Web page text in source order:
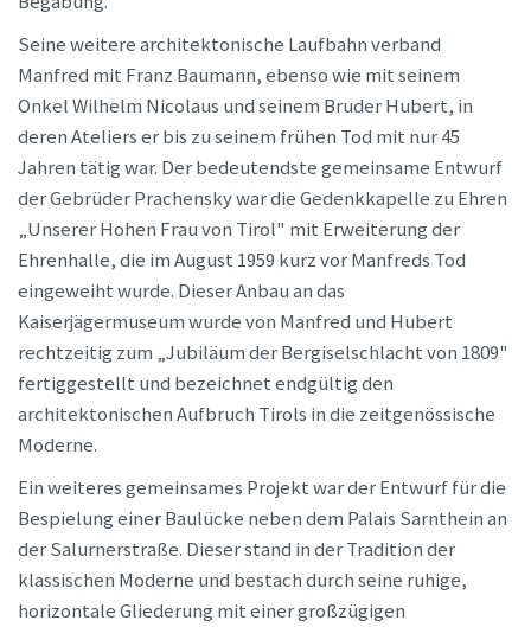
Seine weitere architektonische Laufbahn verband
Manfred mit Franz Baumann, ebenso wie mit seinem
Onkel Wilhelm Nicolaus und seinem Bruder Hubert, in
deren Ateliers er bis zu seinem frühen Tod mit nur 45
Jahren tätig war. Der bedeutendste gemeinsame Entwurf
der Gebrüder Prachensky war die Gedenkkapelle zu Ehren
„Unserer Hohen Frau von Tirol" mit Erweiterung der
Ehrenhalle, die im August 1959 kurz vor Manfreds Tod
eingeweiht wurde. Dieser Anbau an das
Kaiserjägermuseum wurde von Manfred und Hubert
rechtzeitig zum „Jubiläum der Bergiselschlacht von 1809"
fertiggestellt und bezeichnet endgültig den
architektonischen Aufbruch Tirols in die zeitgenössische
Moderne.
Ein weiteres gemeinsames Projekt war der Entwurf für die
Bespielung einer Baulücke neben dem Palais Sarnthein an
der Salurnerstraße. Dieser stand in der Tradition der
klassischen Moderne und bestach durch seine ruhige,
horizontale Gliederung mit einer großzügigen